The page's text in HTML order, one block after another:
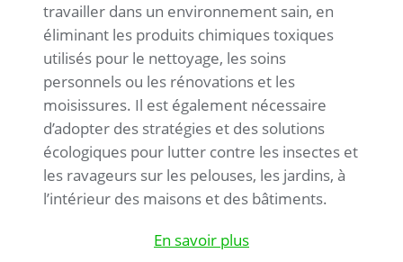
travailler dans un environnement sain, en
éliminant les produits chimiques toxiques
utilisés pour le nettoyage, les soins
personnels ou les rénovations et les
moisissures. Il est également nécessaire
d’adopter des stratégies et des solutions
écologiques pour lutter contre les insectes et
les ravageurs sur les pelouses, les jardins, à
l’intérieur des maisons et des bâtiments.
En savoir plus